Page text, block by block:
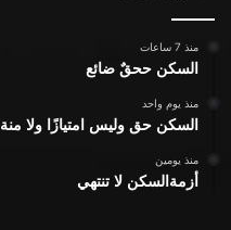
منذ 7 ساعات
السكن ححقٌ ضائع
منذ يوم واحد
السكن حق وليس امتيازًا ولا منة
منذ يومين
أزمةالسكن لا تنتهي